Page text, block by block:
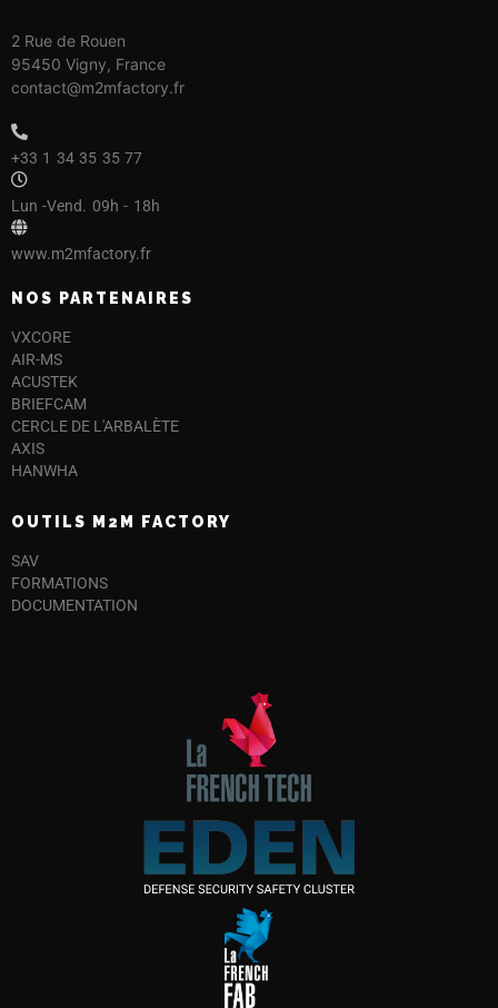
2 Rue de Rouen
95450 Vigny, France
contact@m2mfactory.fr
+33 1 34 35 35 77
Lun -Vend. 09h - 18h
www.m2mfactory.fr
NOS PARTENAIRES
VXCORE
AIR-MS
ACUSTEK
BRIEFCAM
CERCLE DE L'ARBALÈTE
AXIS
HANWHA
OUTILS M2M FACTORY
SAV
FORMATIONS
DOCUMENTATION